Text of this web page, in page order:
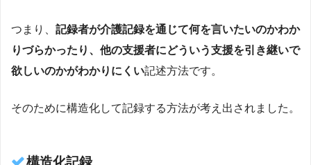
つまり、 記録者が介護記録を通じて何を言いたいのかわか
りづらかったり、他の支援者にどういう支援を引き継いで
欲しいのかがわかりにくい記述方法です。
そのために構造化して記録する方法が考え出されました。
構造化記録